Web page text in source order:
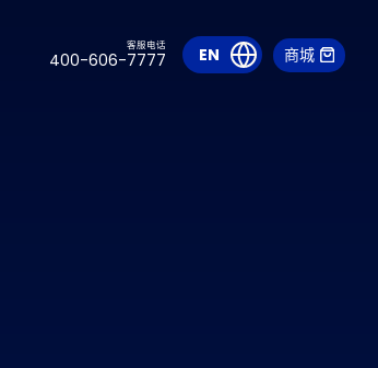
客服电话
400-606-7777 EN 商城